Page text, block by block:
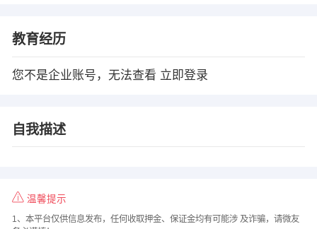
教育经历
您不是企业账号，无法查看 立即登录
自我描述
温馨提示
1、本平台仅供信息发布，任何收取押金、保证金均有可能涉 及诈骗，请微友